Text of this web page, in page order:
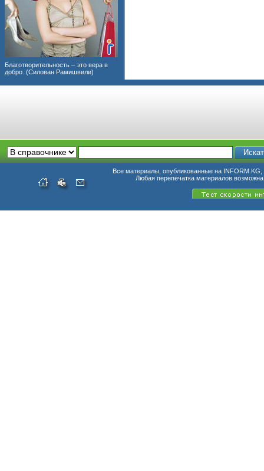
Благотворительность – это вера в
добро. (Силован Рамишвили)
Все материалы, опубликованные на INFORM.KG,
Любая перепечатка материалов